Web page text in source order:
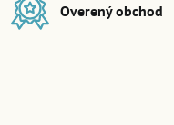
Overený obchod